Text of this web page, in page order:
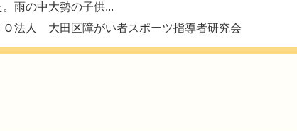
。雨の中大勢の子供...
Ｏ法人 大田区障がい者スポーツ指導者研究会